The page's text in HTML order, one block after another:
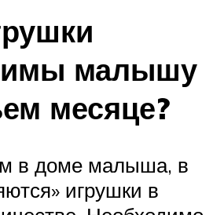
малышу
месяце?
в доме малыша, в
игрушки в